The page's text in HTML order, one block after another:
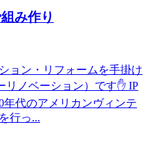
み作り
ョン・リフォームを手掛け
リノベーション）です✋ IP
代のアメリカンヴィンテ
行っ...